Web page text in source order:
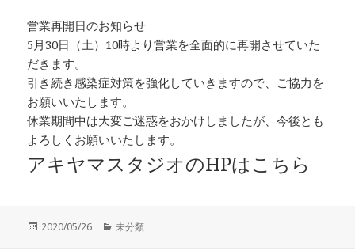
営業再開日のお知らせ
5月30日（土）10時より営業を全面的に再開させていた
だきます。
引き続き感染症対策を強化していきますので、ご協力を
お願いいたします。
休業期間中は大変ご迷惑をおかけしましたが、今後とも
よろしくお願いいたします。
アキヤマスタジオのHPはこちら
投
2020/05/26
カ
未分類